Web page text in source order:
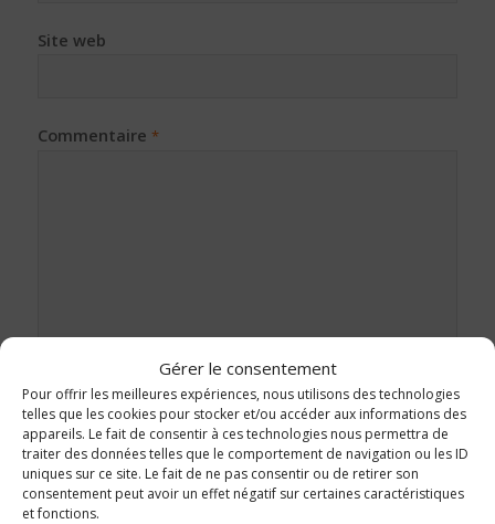
Gérer le consentement
Pour offrir les meilleures expériences, nous utilisons des technologies
telles que les cookies pour stocker et/ou accéder aux informations des
appareils. Le fait de consentir à ces technologies nous permettra de
traiter des données telles que le comportement de navigation ou les ID
uniques sur ce site. Le fait de ne pas consentir ou de retirer son
consentement peut avoir un effet négatif sur certaines caractéristiques
et fonctions.
Site web
Commentaire *